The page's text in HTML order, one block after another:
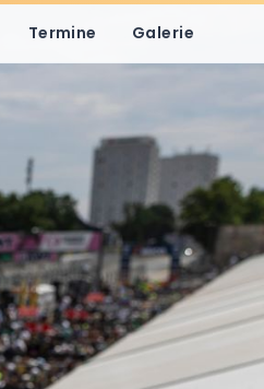
Termine Galerie